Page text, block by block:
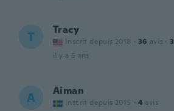
T Tracy
Inscrit depuis 2018 · 36 avis · 3
il y a 5 ans
A Aiman
Inscrit depuis 2015 · 4 avis